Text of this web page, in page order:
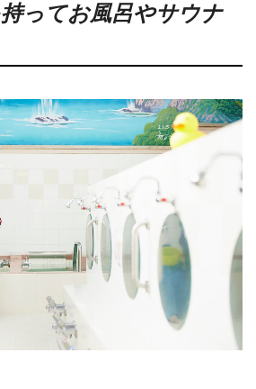
持ってお風呂やサウナ